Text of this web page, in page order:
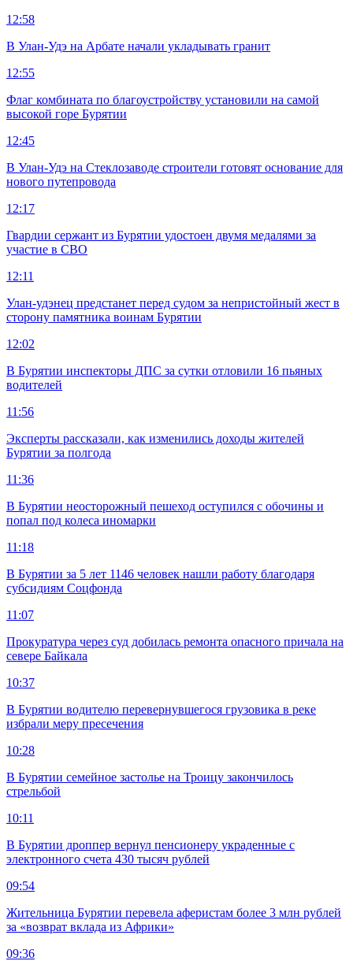
12:58
В Улан-Удэ на Арбате начали укладывать гранит
12:55
Флаг комбината по благоустройству установили на самой
высокой горе Бурятии
12:45
В Улан-Удэ на Стеклозаводе строители готовят основание для
нового путепровода
12:17
Гвардии сержант из Бурятии удостоен двумя медалями за
участие в СВО
12:11
Улан-удэнец предстанет перед судом за непристойный жест в
сторону памятника воинам Бурятии
12:02
В Бурятии инспекторы ДПС за сутки отловили 16 пьяных
водителей
11:56
Эксперты рассказали, как изменились доходы жителей
Бурятии за полгода
11:36
В Бурятии неосторожный пешеход оступился с обочины и
попал под колеса иномарки
11:18
В Бурятии за 5 лет 1146 человек нашли работу благодаря
субсидиям Соцфонда
11:07
Прокуратура через суд добилась ремонта опасного причала на
севере Байкала
10:37
В Бурятии водителю перевернувшегося грузовика в реке
избрали меру пресечения
10:28
В Бурятии семейное застолье на Троицу закончилось
стрельбой
10:11
В Бурятии дроппер вернул пенсионеру украденные с
электронного счета 430 тысяч рублей
09:54
Жительница Бурятии перевела аферистам более 3 млн рублей
за «возврат вклада из Африки»
09:36